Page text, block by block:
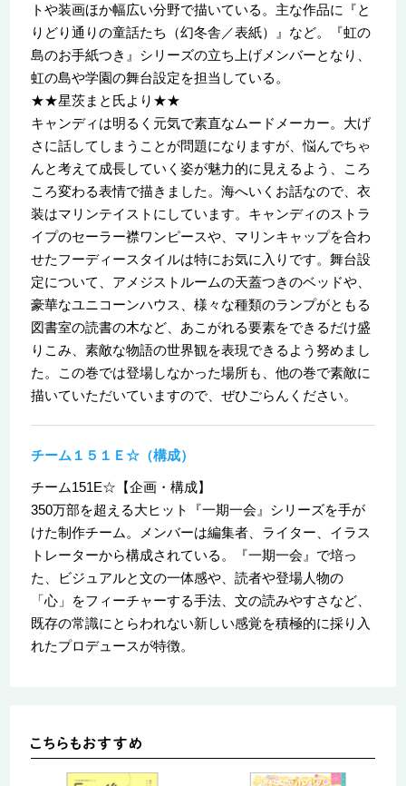
トや装画ほか幅広い分野で描いている。主な作品に『と
りどり通りの童話たち（幻冬舎／表紙）』など。『虹の
島のお手紙つき』シリーズの立ち上げメンバーとなり、
虹の島や学園の舞台設定を担当している。
★★星茨まと氏より★★
キャンディは明るく元気で素直なムードメーカー。大げ
さに話してしまうことが問題になりますが、悩んでちゃ
んと考えて成長していく姿が魅力的に見えるよう、ころ
ころ変わる表情で描きました。海へいくお話なので、衣
装はマリンテイストにしています。キャンディのストラ
イプのセーラー襟ワンピースや、マリンキャップを合わ
せたフーディースタイルは特にお気に入りです。舞台設
定について、アメジストルームの天蓋つきのベッドや、
豪華なユニコーンハウス、様々な種類のランプがともる
図書室の読書の木など、あこがれる要素をできるだけ盛
りこみ、素敵な物語の世界観を表現できるよう努めまし
た。この巻では登場しなかった場所も、他の巻で素敵に
描いていただいていますので、ぜひごらんください。
チーム１５１Ｅ☆（構成）
チーム151E☆【企画・構成】
350万部を超える大ヒット『一期一会』シリーズを手が
けた制作チーム。メンバーは編集者、ライター、イラス
トレーターから構成されている。『一期一会』で培っ
た、ビジュアルと文の一体感や、読者や登場人物の
「心」をフィーチャーする手法、文の読みやすさなど、
既存の常識にとらわれない新しい感覚を積極的に採り入
れたプロデュースが特徴。